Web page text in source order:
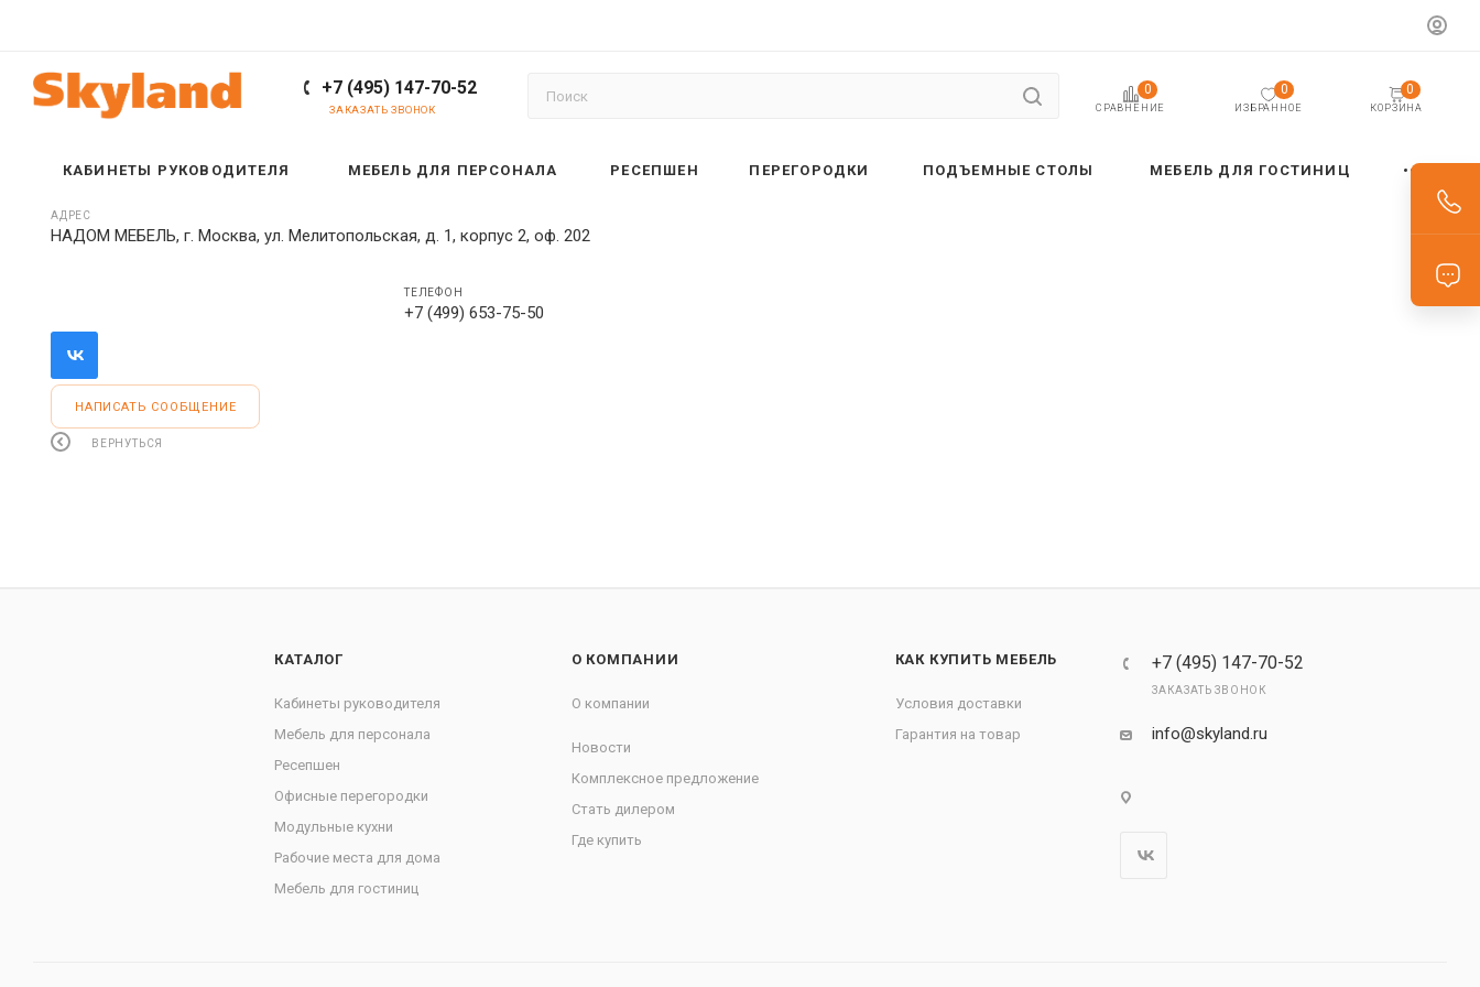
+7 (495) 147-70-52
ЗАКАЗАТЬ ЗВОНОК СРАВНЕНИЕ
0
ИЗБРАННОЕ
0
КОРЗИНА
0
КАБИНЕТЫ РУКОВОДИТЕЛЯ МЕБЕЛЬ ДЛЯ ПЕРСОНАЛА РЕСЕПШЕН ПЕРЕГОРОДКИ ПОДЪЕМНЫЕ СТОЛЫ МЕБЕЛЬ ДЛЯ ГОСТИНИЦ
АДРЕС
НАДОМ МЕБЕЛЬ, г. Москва, ул. Мелитопольская, д. 1, корпус 2, оф. 202
ТЕЛЕФОН
+7 (499) 653-75-50
НАПИСАТЬ СООБЩЕНИЕ
ВЕРНУТЬСЯ
КАТАЛОГ
Кабинеты руководителя
Мебель для персонала
Ресепшен
Офисные перегородки
Модульные кухни
Рабочие места для дома
Мебель для гостиниц
О КОМПАНИИ
О компании
Новости
Комплексное предложение
Стать дилером
Где купить
КАК КУПИТЬ МЕБЕЛЬ
Условия доставки
Гарантия на товар
+7 (495) 147-70-52
ЗАКАЗАТЬ ЗВОНОК
info@skyland.ru